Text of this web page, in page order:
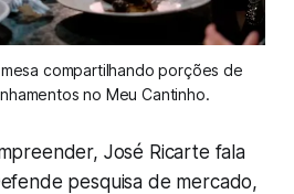
compartilhando porções de
no Meu Cantinho.
José Ricarte fala
pesquisa de mercado,